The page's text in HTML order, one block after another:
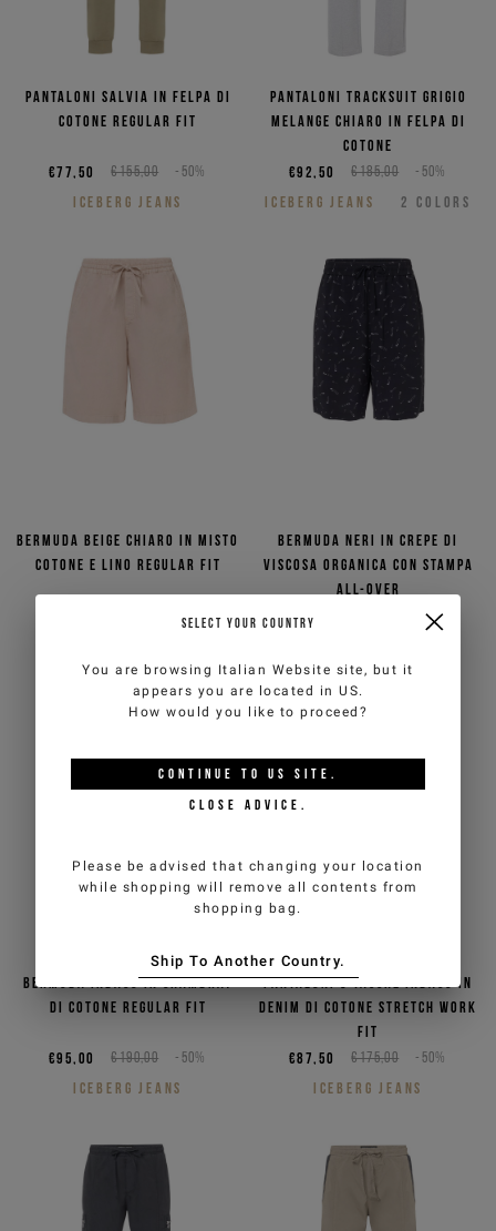
Pantaloni salvia in felpa di
cotone regular fit
€155,00 -50%
€77,50
ICEBERG JEANS
Pantaloni tracksuit grigio
melange chiaro in felpa di
cotone
€185,00 -50%
€92,50
ICEBERG JEANS
2 COLORS
Bermuda beige chiaro in misto
cotone e lino regular fit
-50%
Bermuda neri in crepe di
viscosa organica con stampa
all-over
-50%
€75,00
Bermuda indaco in chambray
di cotone regular fit
€190,00 -50%
€95,00
ICEBERG JEANS
Pantaloni 5 tasche indaco in
denim di cotone stretch work
fit
€175,00 -50%
€87,50
ICEBERG JEANS
SELECT YOUR COUNTRY
You are browsing Italian Website site, but it
appears you are located in US.
How would you like to proceed?
CONTINUE TO US SITE.
CLOSE ADVICE.
Please be advised that changing your location
while shopping will remove all contents from
shopping bag.
Ship To Another Country.